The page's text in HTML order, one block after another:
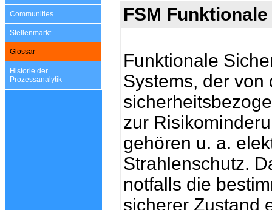
Communities
Stellenmarkt
Glossar
Historie der
Prozessanalytik
FSM
Funktionale
Systems, der von
zur
gehören u. a.
Strahlenschutz.
notfalls die
sicherer Zustand